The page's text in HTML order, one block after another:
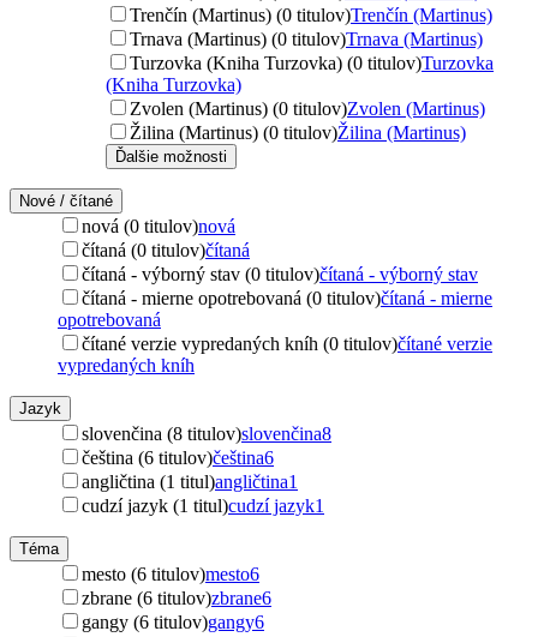
Trenčín (Martinus) (0 titulov)Trenčín (Martinus)
Trnava (Martinus) (0 titulov)Trnava (Martinus)
Turzovka (Kniha Turzovka) (0 titulov)Turzovka
(Kniha Turzovka)
Zvolen (Martinus) (0 titulov)Zvolen (Martinus)
Žilina (Martinus) (0 titulov)Žilina (Martinus)
Ďalšie možnosti
Nové / čítané
nová (0 titulov)nová
čítaná (0 titulov)čítaná
čítaná - výborný stav (0 titulov)čítaná - výborný stav
čítaná - mierne opotrebovaná (0 titulov)čítaná - mierne
opotrebovaná
čítané verzie vypredaných kníh (0 titulov)čítané verzie
vypredaných kníh
Jazyk
slovenčina (8 titulov)slovenčina8
čeština (6 titulov)čeština6
angličtina (1 titul)angličtina1
cudzí jazyk (1 titul)cudzí jazyk1
Téma
mesto (6 titulov)mesto6
zbrane (6 titulov)zbrane6
gangy (6 titulov)gangy6